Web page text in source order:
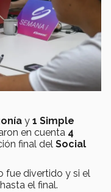
y 1 Simple
en cuenta 4
final del Social
fue divertido y si el
el final.